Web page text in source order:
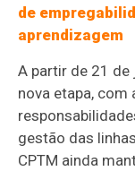
de
aprendizagem
A partir de 21 de
nova etapa, com
gestão das
CPTM ainda